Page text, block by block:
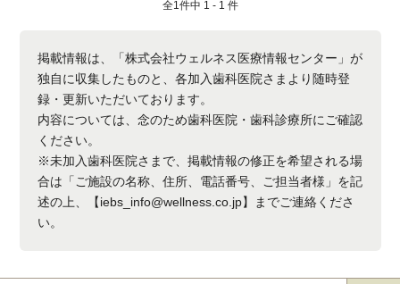
全1件中 1 - 1 件
掲載情報は、「株式会社ウェルネス医療情報センター」が
独自に収集したものと、各加入歯科医院さまより随時登
録・更新いただいております。
内容については、念のため歯科医院・歯科診療所にご確認
ください。
※未加入歯科医院さまで、掲載情報の修正を希望される場
合は「ご施設の名称、住所、電話番号、ご担当者様」を記
述の上、【iebs_info@wellness.co.jp】までご連絡くださ
い。